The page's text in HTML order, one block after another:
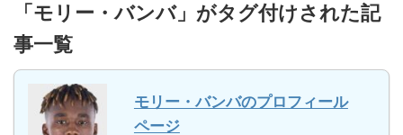
「モリー・バンバ」がタグ付けされた記
事一覧
モリー・バンバのプロフィール
ページ